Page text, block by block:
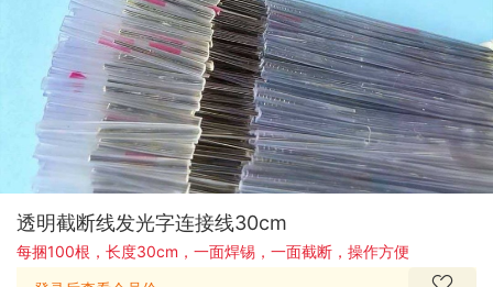
透明截断线发光字连接线30cm
每捆100根，长度30cm，一面焊锡，一面截断，操作方便